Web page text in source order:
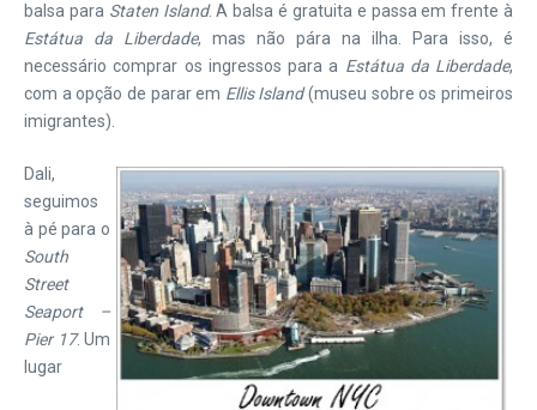
balsa para Staten Island. A balsa é gratuita e passa em frente à
Estátua da Liberdade, mas não pára na ilha. Para isso, é
necessário comprar os ingressos para a Estátua da Liberdade,
com a opção de parar em Ellis Island(museu sobre os primeiros
imigrantes).
Dali,
seguimos
à pé para o
South
Street
Seaport –
Pier 17. Um
lugar